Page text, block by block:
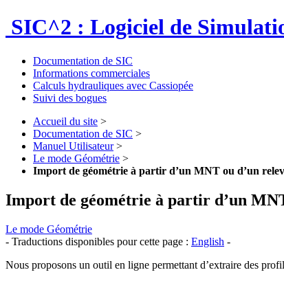
SIC^2 : Logiciel de
Documentation de SIC
Informations commerciales
Calculs hydrauliques avec Cassiopée
Suivi des bogues
Accueil du site >
Documentation de SIC >
Manuel Utilisateur >
Le mode Géométrie >
Import de géométrie à partir d’un MNT ou d’un
Import de géométrie à partir d’un
Le mode Géométrie
- Traductions disponibles pour cette page : English -
Nous proposons un outil en ligne permettant d’extraire des